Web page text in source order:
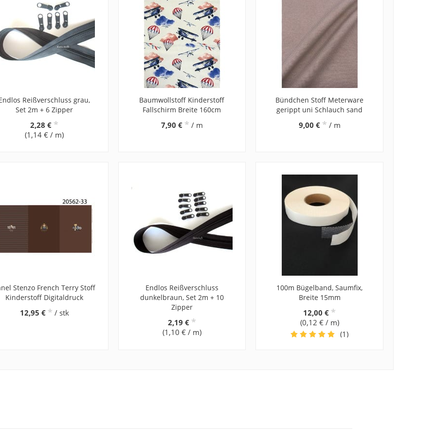
Reißverschluss grau,
Set 2m + 6 Zipper
2,28 € *
(1,14 € / m)
Baumwollstoff Kinderstoff
Fallschirm Breite 160cm
7,90 € * / m
Bündchen Stoff Meterware
gerippt uni Schlauch sand
9,00 € * / m
Stenzo French Terry Stoff
Kinderstoff Digitaldruck
12,95 € * / stk
Endlos Reißverschluss
dunkelbraun, Set 2m + 10
Zipper
2,19 € *
(1,10 € / m)
100m Bügelband, Saumfix,
Breite 15mm
12,00 € *
(0,12 € / m)
(1)